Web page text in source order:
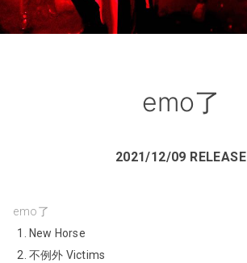
emo了
2021/12/09 RELEASE
emo了
New Horse
不例外 Victims